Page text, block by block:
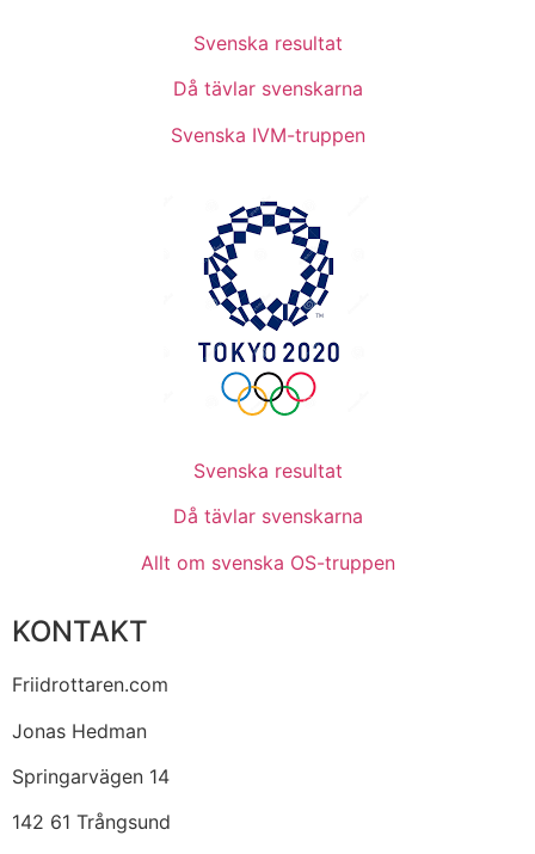
Svenska resultat
Då tävlar svenskarna
Svenska IVM-truppen
Svenska resultat
Då tävlar svenskarna
Allt om svenska OS-truppen
KONTAKT
Friidrottaren.com
Jonas Hedman
Springarvägen 14
142 61 Trångsund